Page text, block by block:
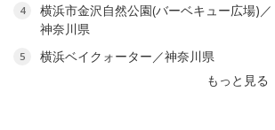
4
横浜市金沢自然公園(バーベキュー広場)／
神奈川県
5
横浜ベイクォーター／神奈川県
もっと見る